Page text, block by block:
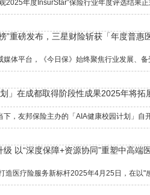
年度InsurStar”保险行业年度评选结果
”重磅发布，三星财险斩获「年度普惠
平台，《今日保》始终聚焦行业发展、备
」在成都取得阶段性成果2025年将拓
下，友邦保险主办的「AIA健康校园计划」
以“深度保障+资源协同”重塑中高端
医疗险服务新标杆2025年4月25日，在以"